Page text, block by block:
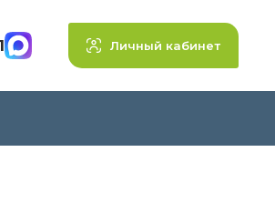
Личный кабинет